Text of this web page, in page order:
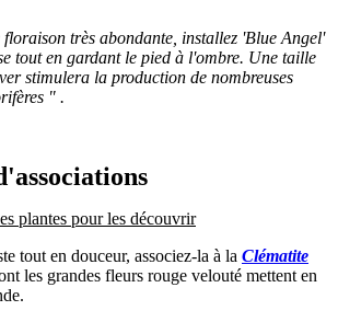
très abondante, installez 'Blue Angel'
tout en gardant le pied à l'ombre. Une taille
stimulera la production de nombreuses
" .
plantes pour les découvrir
tout en douceur, associez-la à la Clématite
les grandes fleurs rouge velouté mettent en